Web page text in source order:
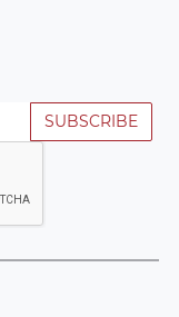
SUBSCRIBE